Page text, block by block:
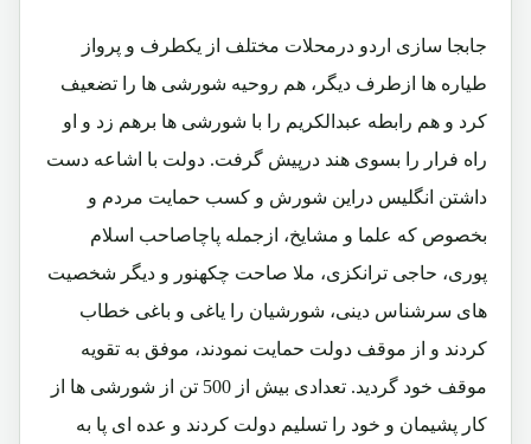
جابجا سازی اردو درمحلات مختلف از یکطرف و پرواز
طیاره ها ازطرف دیگر، هم روحیه شورشی ها را تضعیف
کرد و هم رابطه عبدالکریم را با شورشی ها برهم زد و او
راه فرار را بسوی هند درپیش گرفت. دولت با اشاعه دست
داشتن انگلیس دراین شورش و کسب حمایت مردم و
بخصوص که علما و مشایخ، ازجمله پاچاصاحب اسلام
پوری، حاجی ترانکزی، ملا صاحت چکهنور و دیگر شخصیت
های سرشناس دینی، شورشیان را یاغی و باغی خطاب
کردند و از موقف دولت حمایت نمودند، موفق به تقویه
موقف خود گردید. تعدادی بیش از 500 تن از شورشی ها از
کار پشیمان و خود را تسلیم دولت کردند و عده ای پا به